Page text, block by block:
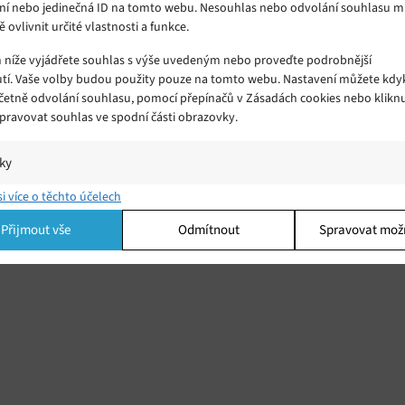
nebo jedinečná ID na tomto webu. Nesouhlas nebo odvolání souhlasu
ovlivnit určité vlastnosti a funkce.
vyjádřete souhlas s výše uvedeným nebo proveďte podrobnější
Vaše volby budou použity pouze na tomto webu. Nastavení můžete
odvolání souhlasu, pomocí přepínačů v Zásadách cookies nebo
souhlas ve spodní části obrazovky.
a/nebo přístup k informacím v zařízení, Porozumění publiku
kombinací údajů z různých zdrojů.
více o těchto účelech
Přijmout vše Odmítnout Spravovat